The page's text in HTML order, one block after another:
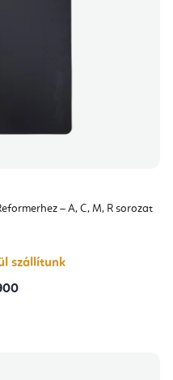
– A, C, M, R sorozat
szállítunk